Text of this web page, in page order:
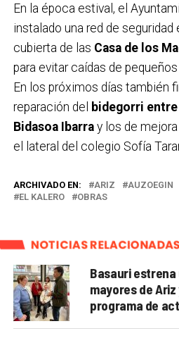
En la época estival, el
instalado una red de
cubierta de las Casa de los
para evitar caídas de
En los próximos días también
reparación del bidegorri
Bidasoa Ibarray los de
el lateral del colegio Sofía
ARCHIVADO EN: ARIZ AUZOEGIN
EL KALERO
OBRAS
NOTICIAS
Basauri
mayores de
programa de